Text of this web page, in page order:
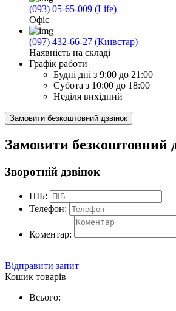
(093) 05-65-009 (Life)
Офіс
(097) 432-66-27 (Київстар)
Наявність на складі
Графік работи
Будні дні з 9:00 до 21:00
Субота з 10:00 до 18:00
Неділя вихідний
Замовити безкоштовний дзвінок
Замовити безкоштовний
Зворотній дзвінок
ПІБ:
Телефон:
Коментар:
Відправити запит
Кошик товарів
Всього: